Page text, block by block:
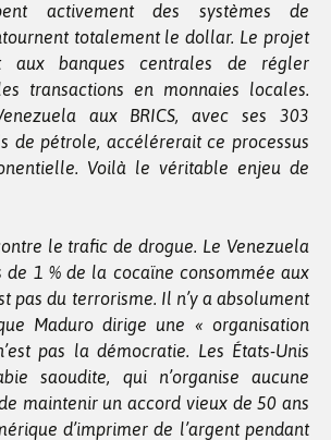
activement des systèmes de
totalement le dollar. Le projet
aux banques centrales de régler
transactions en monnaies locales.
aux BRICS, avec ses 303
de pétrole, accélérerait ce processus
Voilà le véritable enjeu de
le trafic de drogue. Le Venezuela
de 1 % de la cocaïne consommée aux
pas du terrorisme. Il n’y a absolument
Maduro dirige une « organisation
pas la démocratie. Les États-Unis
saoudite, qui n’organise aucune
maintenir un accord vieux de 50 ans
d’imprimer de l’argent pendant